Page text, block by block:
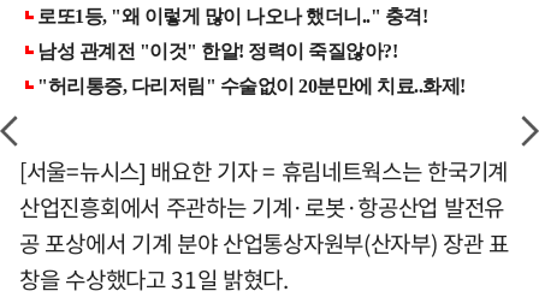
[서울=뉴시스] 배요한 기자 = 휴림네트웍스는 한국기계
산업진흥회에서 주관하는 기계·로봇·항공산업 발전유
공 포상에서 기계 분야 산업통상자원부(산자부) 장관 표
창을 수상했다고 31일 밝혔다.